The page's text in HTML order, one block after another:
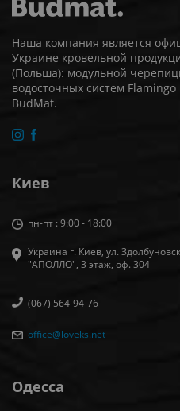
Наша компания является
Украине кровельной
(Польша): модульной
водосточных систем
BudMat.
Киев
пн-пт : 9:00 - 18:00
Украина г. Киев, ул.
"АПОЛЛО", 3 этаж, оф. 304
(067) 564-94-76
office@loveks.net
Одесса